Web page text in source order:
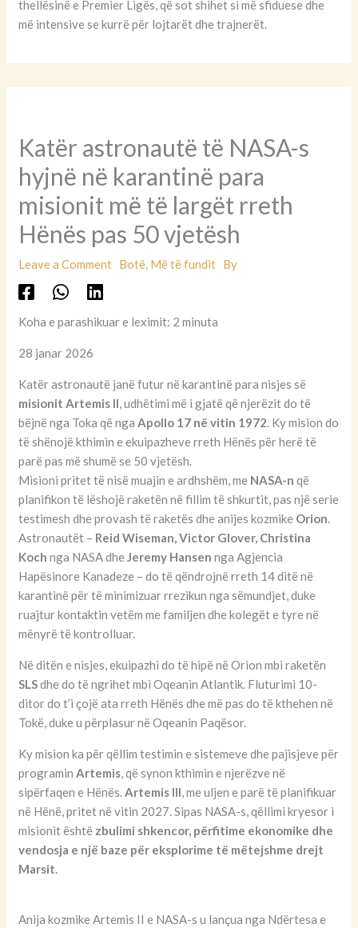
thellësinë e Premier Ligës, që sot shihet si më sfiduese dhe
më intensive se kurrë për lojtarët dhe trajnerët.
Katër astronautë të NASA-s
hyjnë në karantinë para
misionit më të largët rreth
Hënës pas 50 vjetësh
Leave a Comment Botë, Më të fundit By
Koha e parashikuar e leximit: 2 minuta
28 janar 2026
Katër astronautë janë futur në karantinë para nisjes së
misionit Artemis II, udhëtimi më i gjatë që njerëzit do të
bëjnë nga Toka që ngaApollo 17 në vitin 1972. Ky mision do
të shënojë kthimin e ekuipazheve rreth Hënës për herë të
parë pas më shumë se 50 vjetësh.
Misioni pritet të nisë muajin e ardhshëm, me NASA-n që
planifikon të lëshojë raketën në fillim të shkurtit, pas një serie
testimesh dhe provash të raketës dhe anijes kozmike Orion.
Astronautët – Reid Wiseman, Victor Glover, Christina
Koch nga NASA dheJeremy Hansen nga Agjencia
Hapësinore Kanadeze – do të qëndrojnë rreth 14 ditë në
karantinë për të minimizuar rrezikun nga sëmundjet, duke
ruajtur kontaktin vetëm me familjen dhe kolegët e tyre në
mënyrë të kontrolluar.
Në ditën e nisjes, ekuipazhi do të hipë në Orion mbi raketën
SLSdhe do të ngrihet mbi Oqeanin Atlantik. Fluturimi 10-
ditor do t’i çojë ata rreth Hënës dhe më pas do të kthehen në
Tokë, duke u përplasur në Oqeanin Paqësor.
Ky mision ka për qëllim testimin e sistemeve dhe pajisjeve për
programinArtemis, që synon kthimin e njerëzve në
sipërfaqen e Hënës.Artemis III, me uljen e parë të planifikuar
në Hënë, pritet në vitin 2027. Sipas NASA-s, qëllimi kryesor i
misionit është zbulimi shkencor, përfitime ekonomike dhe
vendosja e një baze për eksplorime të mëtejshme drejt
Marsit.
Anija kozmike Artemis II e NASA-s u lançua nga Ndërtesa e